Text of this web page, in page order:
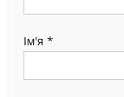
Ім'я *